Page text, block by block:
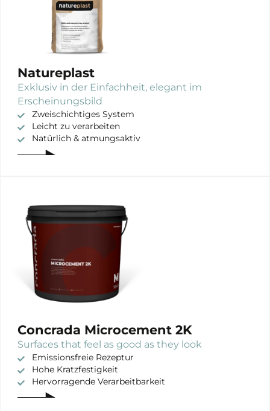
Natureplast
Exklusiv in der Einfachheit, elegant im
Erscheinungsbild
Zweischichtiges System
Leicht zu verarbeiten
Natürlich & atmungsaktiv
Concrada Microcement 2K
Surfaces that feel as good as they look
Emissionsfreie Rezeptur
Hohe Kratzfestigkeit
Hervorragende Verarbeitbarkeit